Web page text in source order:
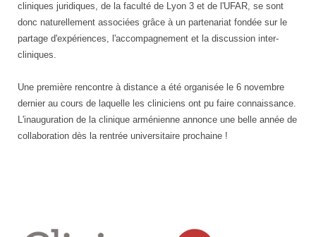
cliniques juridiques, de la faculté de Lyon 3 et de l'UFAR, se sont
donc naturellement associées grâce à un partenariat fondée sur le
partage d'expériences, l'accompagnement et la discussion inter-
cliniques.
Une première rencontre à distance a été organisée le 6 novembre
dernier au cours de laquelle les cliniciens ont pu faire connaissance.
L'inauguration de la clinique arménienne annonce une belle année de
collaboration dès la rentrée universitaire prochaine !